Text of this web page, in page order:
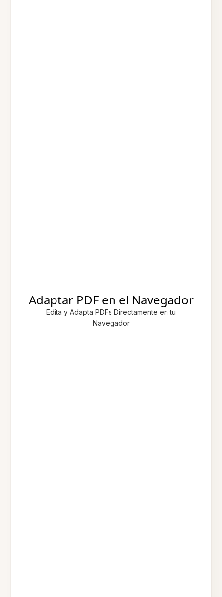
Adaptar PDF en el Navegador
Edita y Adapta PDFs Directamente en tu
Navegador